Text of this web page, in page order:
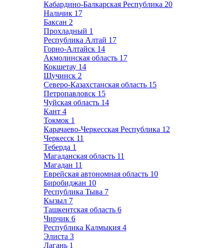
Кабардино-Балкарская Республика 20
Нальчик 17
Баксан 2
Прохладный 1
Республика Алтай 17
Горно-Алтайск 14
Акмолинская область 17
Кокшетау 14
Щучинск 2
Северо-Казахстанская область 15
Петропавловск 15
Чуйская область 14
Кант 4
Токмок 1
Карачаево-Черкесская Республика 12
Черкесск 11
Теберда 1
Магаданская область 11
Магадан 11
Еврейская автономная область 10
Биробиджан 10
Республика Тыва 7
Кызыл 7
Ташкентская область 6
Чирчик 6
Республика Калмыкия 4
Элиста 3
Лагань 1